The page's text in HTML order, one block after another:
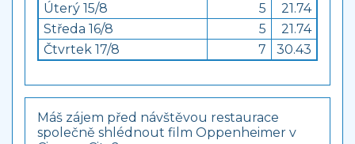
Úterý 15/8
5
21.74
Středa 16/8
5
21.74
Čtvrtek 17/8
7 30.43
Máš zájem před návštěvou restaurace
společně shlédnout film Oppenheimer v